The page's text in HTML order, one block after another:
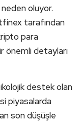
oluyor.
tarafından
para
önemli detayları
destek olan
piyasalarda
son düşüşle